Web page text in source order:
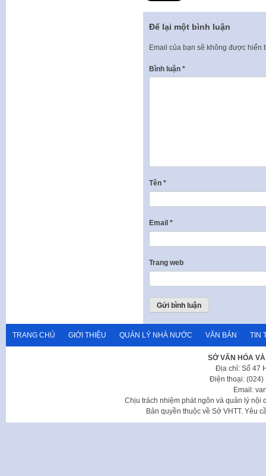
Để lại một bình luận
Email của bạn sẽ không được hiển
Bình luận *
Tên *
Email *
Trang web
TRANG CHỦ GIỚI THIỆU QUẢN LÝ NHÀ NƯỚC VĂN BẢN TIN
SỞ VĂN HÓA
Địa chỉ: Số 47
Điện thoại: (024)
Email:
Chịu trách nhiệm phát ngôn và quản lý nội
Bản quyền thuộc về Sở VHTT. Yêu